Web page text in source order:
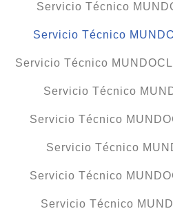
Servicio Técnico
Servicio Técnico
Servicio Técnico
Servicio Técnico
Servicio Técnico
Servicio Técnico
Servicio Técnico
Servicio Técnico